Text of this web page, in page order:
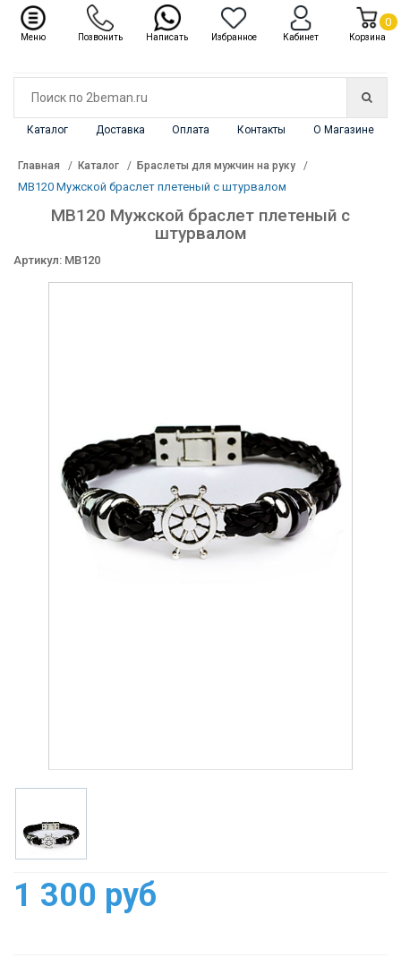
Каталог Доставка Оплата Контакты О Магазине
Каталог ✖
Главная Каталог Браслеты для мужчин на руку
MB120 Мужской браслет плетеный с штурвалом
MB120 Мужской браслет плетеный с
штурвалом
Артикул: MB120
1 300 руб
Меню Позвонить Написать Избранное Кабинет Корзина
0